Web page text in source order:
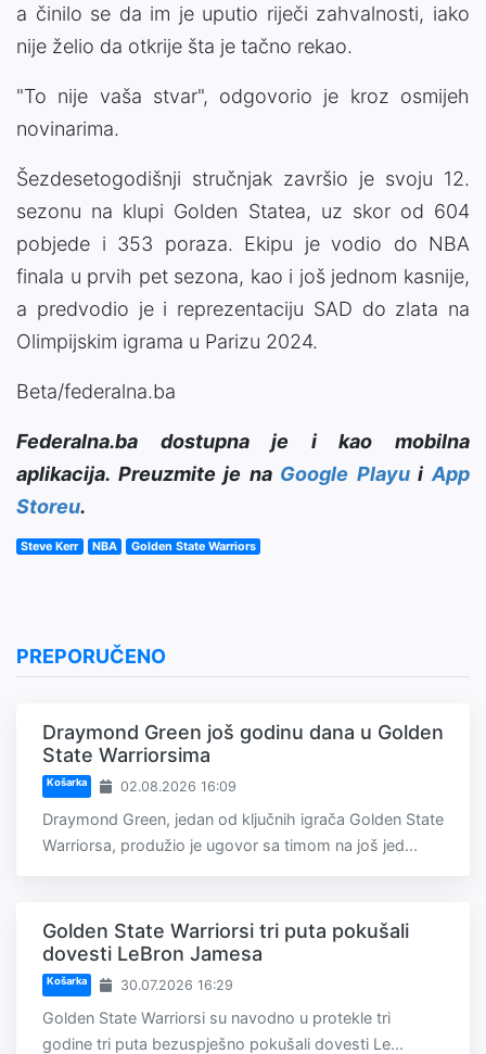
a činilo se da im je uputio riječi zahvalnosti, iako
nije želio da otkrije šta je tačno rekao.
"To nije vaša stvar", odgovorio je kroz osmijeh
novinarima.
Šezdesetogodišnji stručnjak završio je svoju 12.
sezonu na klupi Golden Statea, uz skor od 604
pobjede i 353 poraza. Ekipu je vodio do NBA
finala u prvih pet sezona, kao i još jednom kasnije,
a predvodio je i reprezentaciju SAD do zlata na
Olimpijskim igrama u Parizu 2024.
Beta/federalna.ba
Federalna.ba dostupna je i kao mobilna
aplikacija. Preuzmite je na Google PlayuiApp
Storeu.
Steve Kerr NBA Golden State Warriors
PREPORUČENO
Draymond Green još godinu dana u Golden
State Warriorsima
Košarka 02.08.2026 16:09
Draymond Green, jedan od ključnih igrača Golden State
Warriorsa, produžio je ugovor sa timom na još jed...
Golden State Warriorsi tri puta pokušali
dovesti LeBron Jamesa
Košarka 30.07.2026 16:29
Golden State Warriorsi su navodno u protekle tri
godine tri puta bezuspješno pokušali dovesti Le...